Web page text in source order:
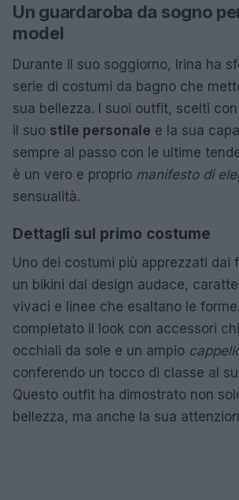
Un guardaroba da sogno
model
Durante il suo soggiorno, Irina ha
serie di costumi da bagno che
sua bellezza. I suoi outfit, scelti
il suo stile personale e la sua
sempre al passo con le ultime
è un vero e proprio manifesto di
sensualità.
Dettagli sul primo costume
Uno dei costumi più apprezzati dai
un bikini dal design audace,
vivaci e linee che esaltano le
completato il look con accessori
occhiali da sole e un ampio
conferendo un tocco di classe al
Questo outfit ha dimostrato non
bellezza, ma anche la sua